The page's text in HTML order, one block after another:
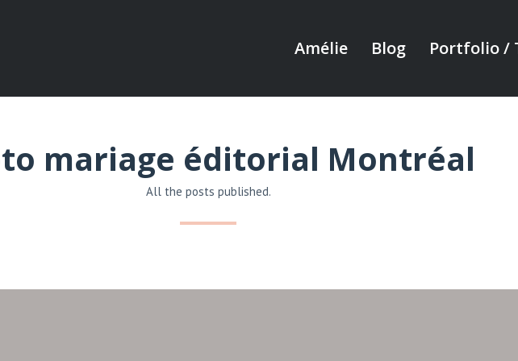
Amélie Blog Portfolio /
mariage éditorial Montréal
All the posts published.